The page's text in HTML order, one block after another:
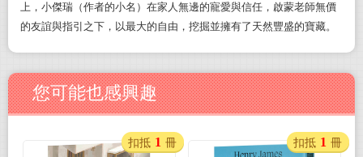
上，小傑瑞（作者的小名）在家人無邊的寵愛與信任，啟蒙老師無價
的友誼與指引之下，以最大的自由，挖掘並擁有了天然豐盛的寶藏。
您可能也感興趣
扣抵 1 冊 扣抵 1 冊